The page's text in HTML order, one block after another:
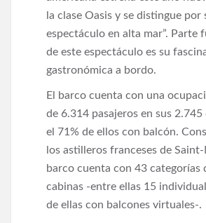
la clase Oasis y se distingue por
espectáculo en alta mar”. Parte
de este espectáculo es su
gastronómica a bordo.
El barco cuenta con una
de 6.314 pasajeros en sus 2.745
el 71% de ellos con balcón.
los astilleros franceses de Saint-
barco cuenta con 43 categorías
cabinas -entre ellas 15
de ellas con balcones virtuales-.